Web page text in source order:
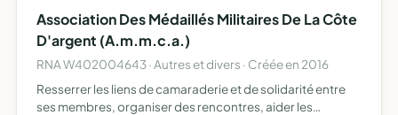
Association Des Médaillés Militaires De La Côte
D'argent (A.m.m.c.a.)
RNA W402004643 · Autres et divers · Créée en 2016
Resserrer les liens de camaraderie et de solidarité entre
ses membres, organiser des rencontres, aider les